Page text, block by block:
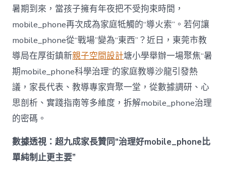
治
理
難
題？
讓
mobilJIUYI
俱
意
空
間
設
成
為
暑期到來，當孩子擁有年夜把不受拘束時間，
mobile_phone再次成為家庭牴觸的“導火索”。若何讓
mobile_phone從“戰場”變為“東西”？近日，東莞市教
導局在厚街鎮新親子空間設計塘小學舉辦一場聚焦“暑
期mobile_phone科學治理”的家庭教導沙龍引發熱
議，家長代表、教導專家齊聚一堂，從數據調研、心
思剖析、實踐指南等多維度，拆解mobile_phone治理
的密碼。
數據透視：超九成家長贊同“治理好mobile_phone比
單純制止更主要”